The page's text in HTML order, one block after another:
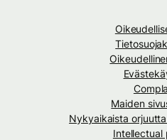
Maiden
Nykyaikaista
Intellectual